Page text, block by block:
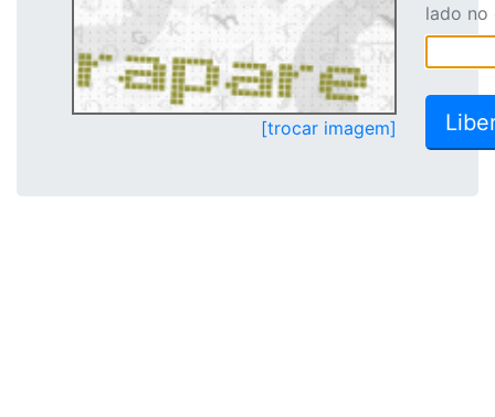
[trocar imagem]
lado no